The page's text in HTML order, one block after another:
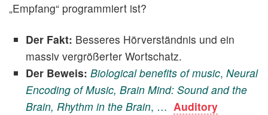
„Empfang“ programmiert ist?
Der Fakt: Besseres Hörverständnis und ein
massiv vergrößerter Wortschatz.
Der Beweis: Biological benefits of music,Neural
Encoding of Music, Brain Mind: Sound and the
Brain, Rhythm in the Brain, …Auditory